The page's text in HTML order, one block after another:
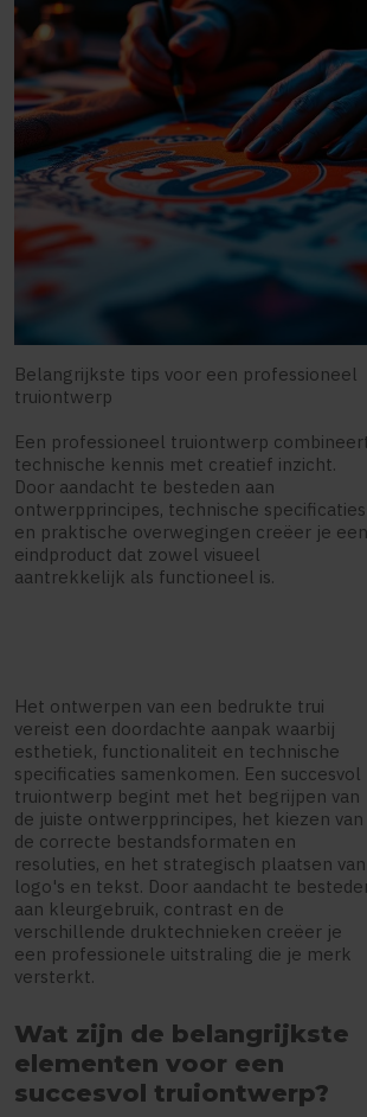
Belangrijkste tips voor een professioneel
truiontwerp
Een professioneel truiontwerp
technische kennis met creatief inzicht.
Door aandacht te besteden aan
ontwerpprincipes, technische specificaties
en praktische overwegingen creëer je een
eindproduct dat zowel visueel
aantrekkelijk als functioneel is.
Het ontwerpen van een bedrukte trui
vereist een doordachte aanpak waarbij
esthetiek, functionaliteit en technische
specificaties samenkomen. Een succesvol
truiontwerp begint met het begrijpen van
de juiste ontwerpprincipes, het kiezen van
de correcte bestandsformaten en
resoluties, en het strategisch plaatsen van
logo's en tekst. Door aandacht te
aan kleurgebruik, contrast en de
verschillende druktechnieken creëer je
een professionele uitstraling die je merk
versterkt.
Wat zijn de belangrijkste
elementen voor een
succesvol truiontwerp?